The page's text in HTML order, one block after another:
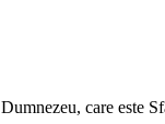
care este